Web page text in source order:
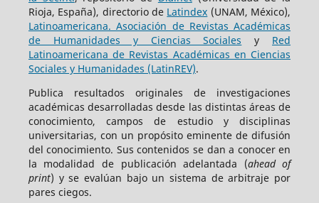
Rioja, España), directorio de Latindex (UNAM, México),
Latinoamericana. Asociación de Revistas Académicas
de Humanidades y Ciencias Sociales y Red
Latinoamericana de Revistas Académicas en Ciencias
Sociales y Humanidades (LatinREV).
Publica resultados originales de investigaciones
académicas desarrolladas desde las distintas áreas de
conocimiento, campos de estudio y disciplinas
universitarias, con un propósito eminente de difusión
del conocimiento. Sus contenidos se dan a conocer en
la modalidad de publicación adelantada (ahead of
print) y se evalúan bajo un sistema de arbitraje por
pares ciegos.